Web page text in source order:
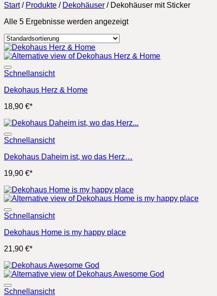
Start / Produkte / Dekohäuser /Dekohäuser mit Sticker
Alle 5 Ergebnisse werden angezeigt
Schnellansicht
Dekohaus Herz & Home
18,90 €*
Schnellansicht
Dekohaus Daheim ist, wo das Herz…
19,90 €*
Schnellansicht
Dekohaus Home is my happy place
21,90 €*
Schnellansicht